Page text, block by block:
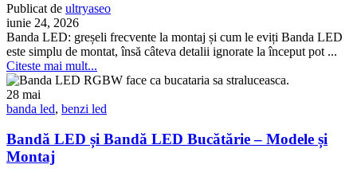
Publicat de ultryaseo
iunie 24, 2026
Banda LED: greșeli frecvente la montaj și cum le eviți Banda LED
este simplu de montat, însă câteva detalii ignorate la început pot ...
Citeste mai mult...
28 mai
banda led, benzi led
Bandă LED și Bandă LED Bucătărie – Modele și
Montaj